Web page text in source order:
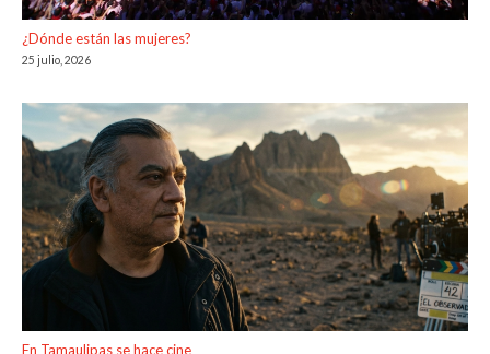
¿Dónde están las mujeres?
25 julio, 2026
En Tamaulipas se hace cine